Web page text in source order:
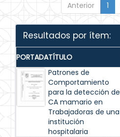
Anterior 1
Resultados por ítem:
PORTADATÍTULO
Patrones de
Comportamiento
para la detección de
CA mamario en
Trabajadoras de una
institución
hospitalaria